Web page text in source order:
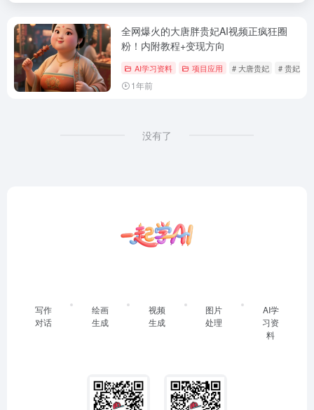
全网爆火的大唐胖贵妃AI视频正疯狂圈
粉！内附教程+变现方向
AI学习资料 项目应用 # 大唐贵妃 # 贵妃AI
1年前
没有了
写作
对话
绘画
生成
视频
生成
图片
处理
AI学
习资
料